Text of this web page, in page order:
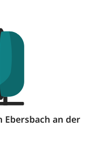
Ebersbach an der